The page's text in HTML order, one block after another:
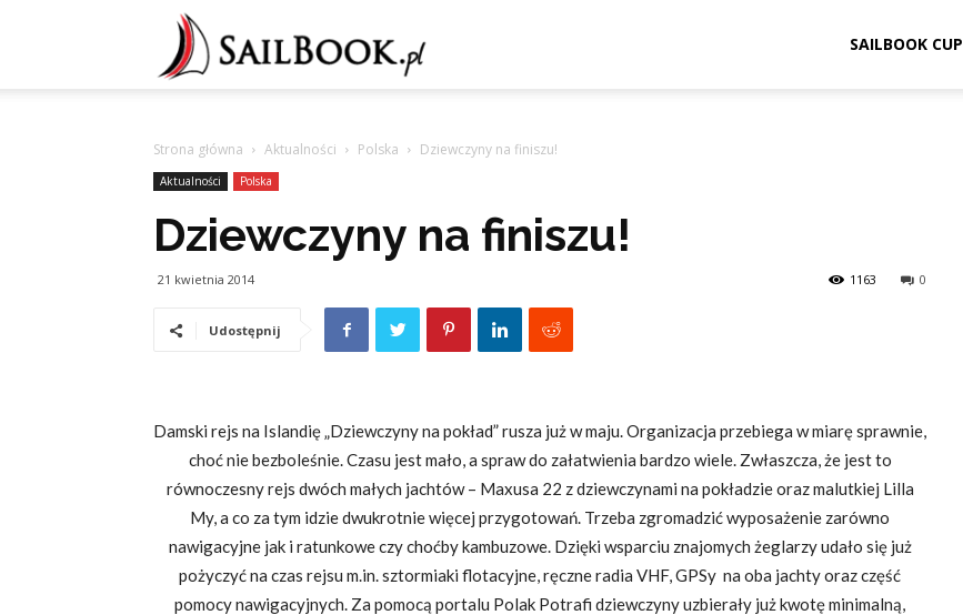
SAILBOOK CUP
Strona główna Aktualności Polska Dziewczyny na finiszu!
Aktualności Polska
Dziewczyny na finiszu!
21 kwietnia 2014 0
1163
Udostępnij
Damski rejs na Islandię „Dziewczyny na pokład” rusza już w maju. Organizacja przebiega w miarę sprawnie,
choć nie bezboleśnie. Czasu jest mało, a spraw do załatwienia bardzo wiele. Zwłaszcza, że jest to
równoczesny rejs dwóch małych jachtów – Maxusa 22 z dziewczynami na pokładzie oraz malutkiej Lilla
My, a co za tym idzie dwukrotnie więcej przygotowań. Trzeba zgromadzić wyposażenie zarówno
nawigacyjne jak i ratunkowe czy choćby kambuzowe. Dzięki wsparciu znajomych żeglarzy udało się już
pożyczyć na czas rejsu m.in. sztormiaki flotacyjne, ręczne radia VHF, GPSy na oba jachty oraz część
pomocy nawigacyjnych. Za pomocą portalu Polak Potrafi dziewczyny uzbierały już kwotę minimalną,